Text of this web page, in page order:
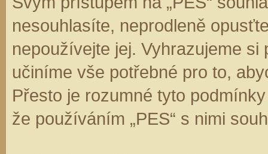
nesouhlasíte, neprodleně
nepoužívejte jej. Vyhrazujeme
učiníme vše potřebné pro to,
Přesto je rozumné tyto
že používáním „PES“ s nimi